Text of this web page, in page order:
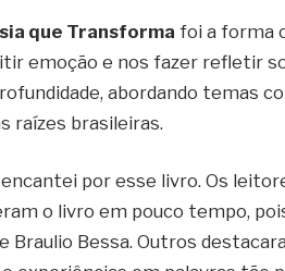
que Transforma foi a forma
emoção e nos fazer refletir
abordando temas
raízes brasileiras.
encantei por esse livro. Os
o livro em pouco tempo,
Braulio Bessa. Outros